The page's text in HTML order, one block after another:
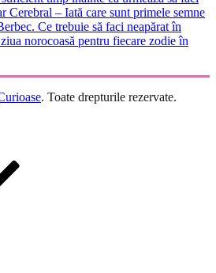
Cerebral – Iată care sunt primele semne
Ce trebuie să faci neapărat în
norocoasă pentru fiecare zodie în
. Toate drepturile rezervate.